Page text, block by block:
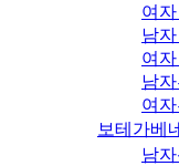
여
남
여
남
여
보테가베
남